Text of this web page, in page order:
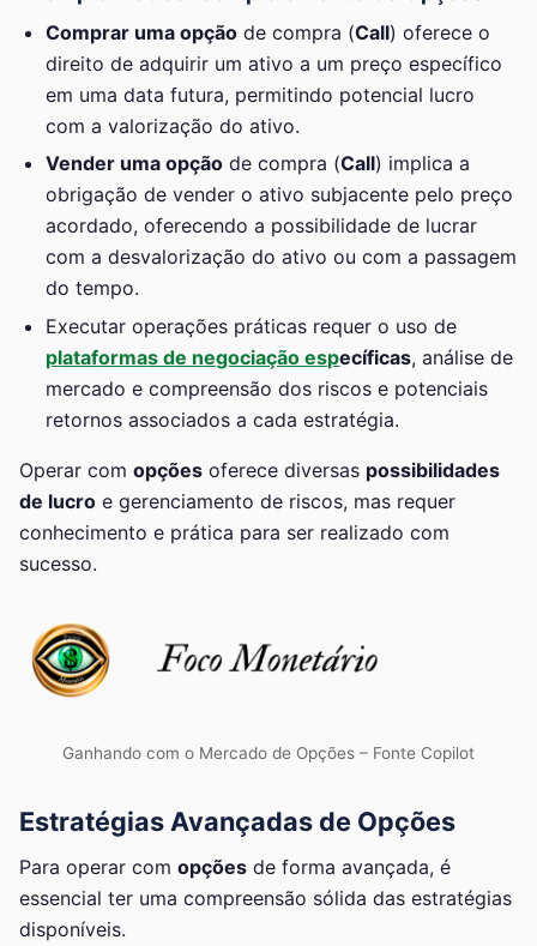
Comprar uma opção de compra (Call) oferece o
direito de adquirir um ativo a um preço específico
em uma data futura, permitindo potencial lucro
com a valorização do ativo.
Vender uma opção de compra (Call) implica a
obrigação de vender o ativo subjacente pelo preço
acordado, oferecendo a possibilidade de lucrar
com a desvalorização do ativo ou com a passagem
do tempo.
Executar operações práticas requer o uso de
plataformas de negociação específicas, análise de
mercado e compreensão dos riscos e potenciais
retornos associados a cada estratégia.
Operar com opções oferece diversas possibilidades
de lucro e gerenciamento de riscos, mas requer
conhecimento e prática para ser realizado com
sucesso.
Ganhando com o Mercado de Opções – Fonte Copilot
Estratégias Avançadas de Opções
Para operar com opções de forma avançada, é
essencial ter uma compreensão sólida das estratégias
disponíveis.